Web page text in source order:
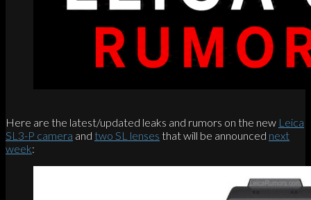
Here are the latest/updated leaks and rumors on the new Leica
SL3-P camera and two SL lenses that will be announced next
week: